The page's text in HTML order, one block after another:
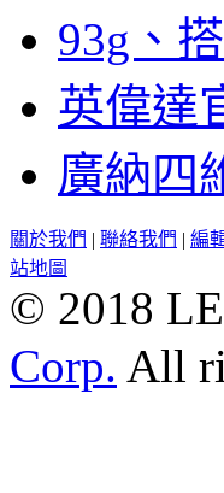
93g、
英偉達
廣納四
關於我們 | 聯絡我們 | 編
站地圖
© 2018
Corp. All